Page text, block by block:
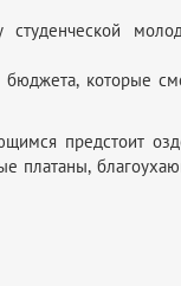
студенческой
которые
предстоит
платаны,